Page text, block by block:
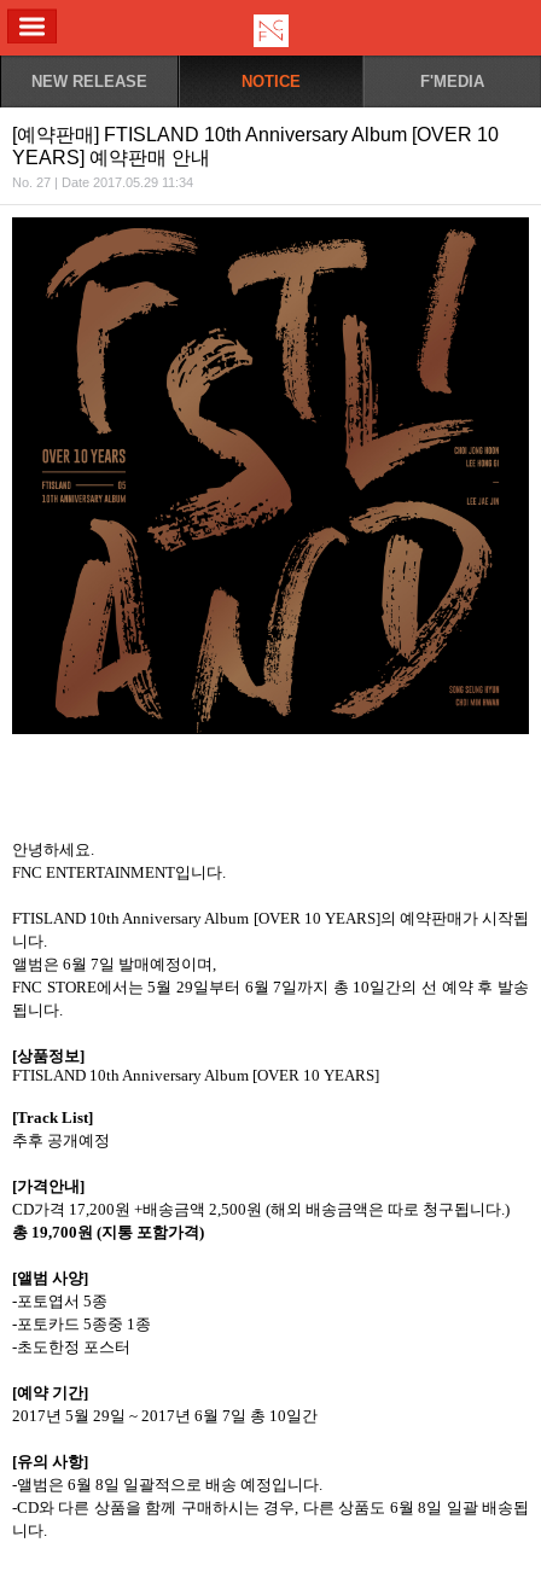
NEW RELEASE NOTICE F'MEDIA
[예약판매] FTISLAND 10th Anniversary Album [OVER 10
YEARS] 예약판매 안내
No. 27 | Date 2017.05.29 11:34
안녕하세요.
FNC ENTERTAINMENT입니다.
FTISLAND 10th Anniversary Album [OVER 10 YEARS]의 예약판매가 시작됩
니다.
앨범은 6월 7일 발매예정이며,
FNC STORE에서는5월 29일부터 6월7일까지 총 10일간의 선 예약 후 발송
됩니다.
[상품정보]
FTISLAND 10th Anniversary Album [OVER 10 YEARS]
[Track List]
추후 공개예정
[가격안내]
CD가격 17,200원 +배송금액 2,500원 (해외 배송금액은 따로 청구됩니다.)
총 19,700원 (지통 포함가격)
[앨범 사양]
-포토엽서 5종
-포토카드 5종중 1종
-초도한정 포스터
[예약 기간]
2017년 5월 29일 ~ 2017년 6월 7일 총 10일간
[유의 사항]
-앨범은 6월 8일 일괄적으로 배송 예정입니다.
-CD와 다른 상품을 함께 구매하시는 경우, 다른 상품도 6월8일 일괄 배송됩
니다.